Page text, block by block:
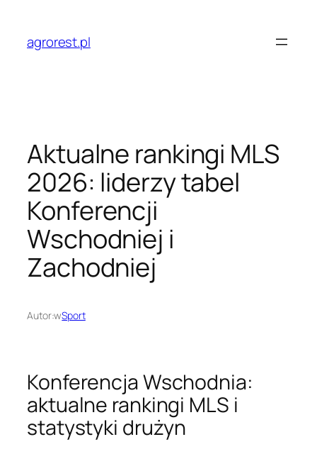
treściagrorest.pl
Aktualne rankingi MLS
2026: liderzy tabel
Konferencji
Wschodniej i
Zachodniej
Autor:wSport
Konferencja Wschodnia:
aktualne rankingi MLS i
statystyki drużyn